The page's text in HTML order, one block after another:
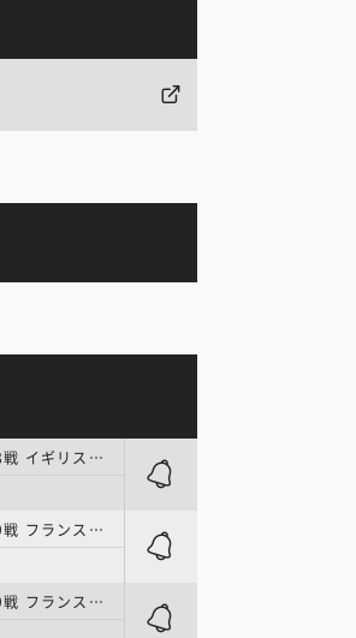
FIM スーパーバイク世界選手権 | 第8戦 イギリス・ラウンド Race2
FIM スーパーバイク世界選手権 | 第9戦 フランス・ラウンド FP1
FIM スーパーバイク世界選手権 | 第9戦 フランス・ラウンド FP2